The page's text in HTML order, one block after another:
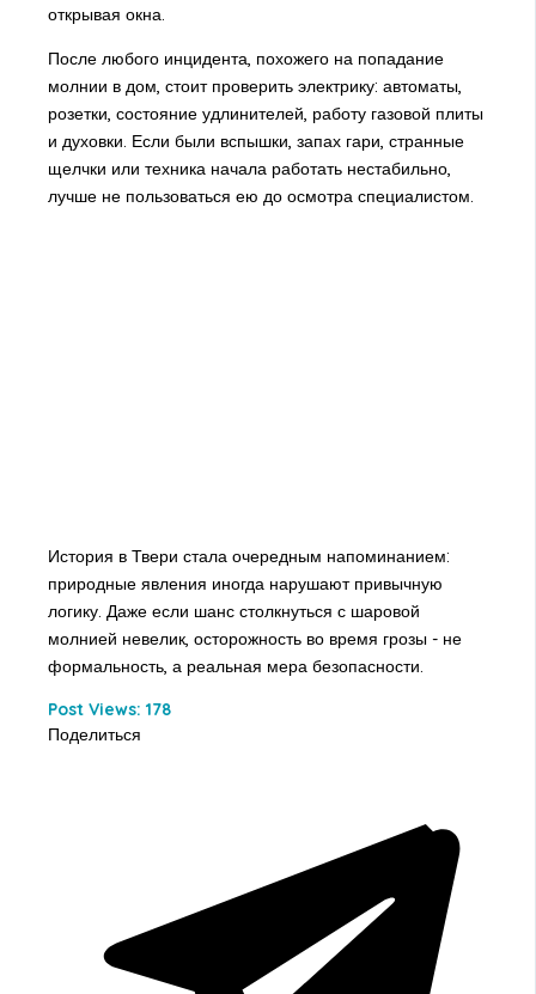
открывая окна.
После любого инцидента, похожего на попадание
молнии в дом, стоит проверить электрику: автоматы,
розетки, состояние удлинителей, работу газовой плиты
и духовки. Если были вспышки, запах гари, странные
щелчки или техника начала работать нестабильно,
лучше не пользоваться ею до осмотра специалистом.
История в Твери стала очередным напоминанием:
природные явления иногда нарушают привычную
логику. Даже если шанс столкнуться с шаровой
молнией невелик, осторожность во время грозы - не
формальность, а реальная мера безопасности.
Post Views: 178
Поделиться